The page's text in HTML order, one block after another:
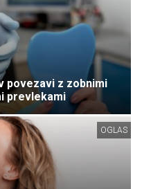
povezavi z zobnimi
prevlekami
OGLAS